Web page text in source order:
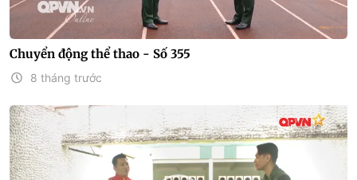
Chuyển động thể thao - Số 355
8 tháng trước